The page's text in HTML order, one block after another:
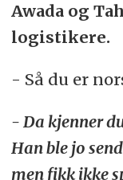
Awada og
logistikere.
- Så du er
- Da kjenner
Han ble jo
men fikk ikke